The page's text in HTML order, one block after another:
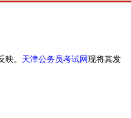
。 天津公务员考试网现将其发